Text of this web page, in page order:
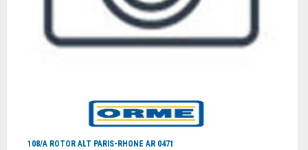
108/A ROTOR ALT PARIS-RHONE AR 0471